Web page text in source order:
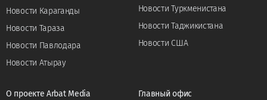
Новости Караганды
Новости Тараза
Новости Павлодара
Новости Атырау
Новости Туркменистана
Новости Таджикистана
Новости США
О проекте Arbat Media
Главный офис